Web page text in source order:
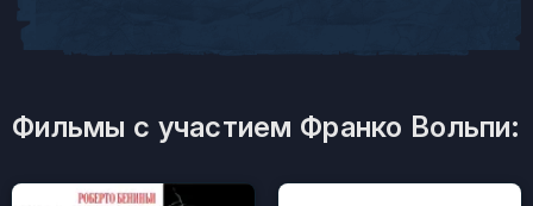
Фильмы с участием Франко Вольпи: